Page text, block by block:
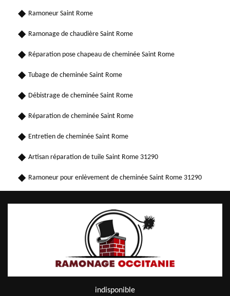
Ramoneur Saint Rome
Ramonage de chaudière Saint Rome
Réparation pose chapeau de cheminée Saint Rome
Tubage de cheminée Saint Rome
Débistrage de cheminée Saint Rome
Réparation de cheminée Saint Rome
Entretien de cheminée Saint Rome
Artisan réparation de tuile Saint Rome 31290
Ramoneur pour enlèvement de cheminée Saint Rome 31290
indisponible